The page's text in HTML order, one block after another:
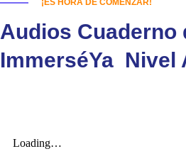
¡ES HORA DE COMENZAR!
Audios Cuaderno
ImmerséYa Nivel